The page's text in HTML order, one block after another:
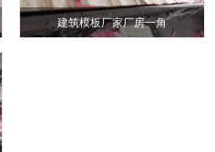
建筑模板厂家厂房一角